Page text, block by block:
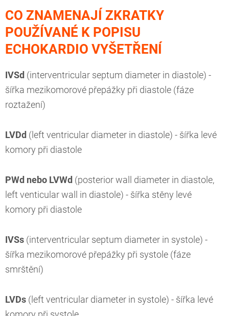
CO ZNAMENAJÍ ZKRATKY
POUŽÍVANÉ K POPISU
ECHOKARDIO VYŠETŘENÍ
IVSd (interventricular septum diameter in diastole) -
šířka mezikomorové přepážky při diastole (fáze
roztažení)
LVDd (left ventricular diameter in diastole) - šířka levé
komory při diastole
PWd nebo LVWd (posterior wall diameter in diastole,
left venticular wall in diastole) - šířka stěny levé
komory při diastole
IVSs (interventricular septum diameter in systole) -
šířka mezikomorové přepážky při systole (fáze
smrštění)
LVDs (left ventricular diameter in systole) - šířka levé